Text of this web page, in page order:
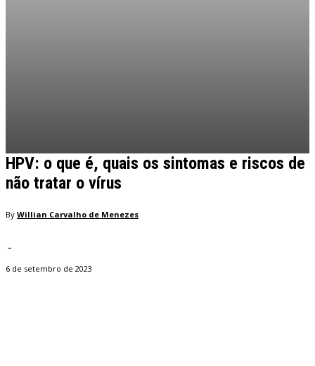
HPV: o que é, quais os sintomas e riscos de
não tratar o vírus
By Willian Carvalho de Menezes
-
6 de setembro de 2023